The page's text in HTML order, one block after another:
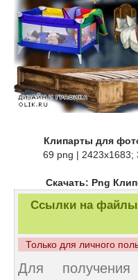
Клипарты для
69 png | 2423x1683;
Скачать: Png
Ссылки на файлы
Только для личного
Для получения